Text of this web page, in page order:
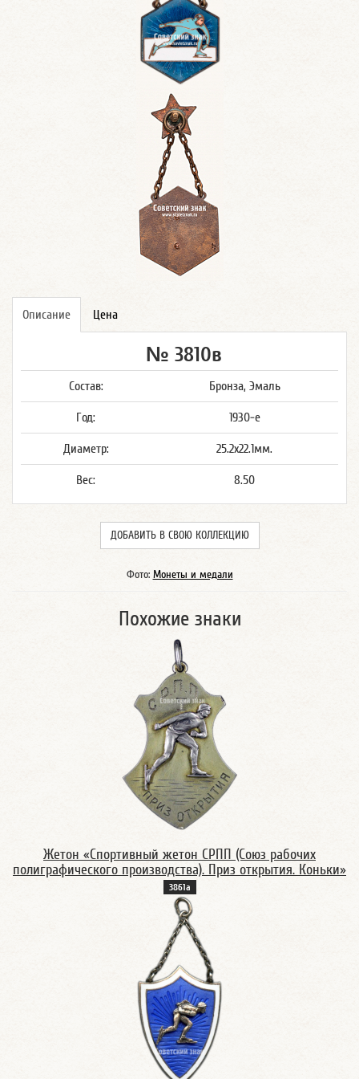
Описание Цена
№ 3810в
Состав: Бронза, Эмаль
Год: 1930-е
Диаметр: 25.2x22.1мм.
Вес: 8.50
ДОБАВИТЬ В СВОЮ КОЛЛЕКЦИЮ
Фото: Монеты и медали
Похожие знаки
Жетон «Спортивный жетон СРПП (Союз рабочих
полиграфического производства). Приз открытия. Коньки»
3861а